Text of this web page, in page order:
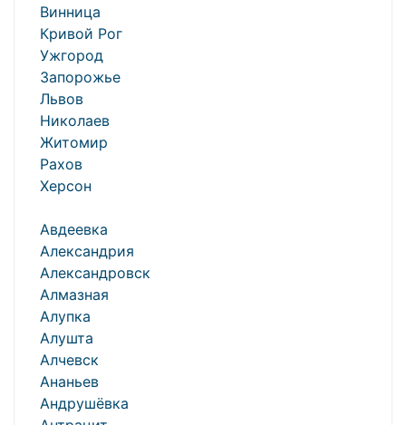
Винница
Кривой Рог
Ужгород
Запорожье
Львов
Николаев
Житомир
Рахов
Херсон
Авдеевка
Александрия
Александровск
Алмазная
Алупка
Алушта
Алчевск
Ананьев
Андрушёвка